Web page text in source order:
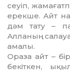
сеуіп,
ерек­ше. Айт
дәм тату –
Алланың
амалы.
Ораза айт –
бекіткен,